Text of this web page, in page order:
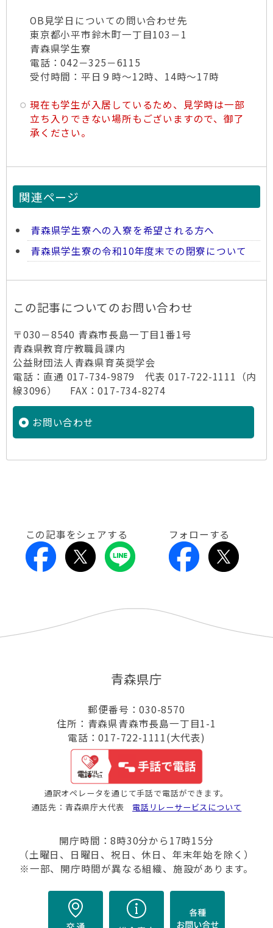
OB見学日についての問い合わせ先
東京都小平市鈴木町一丁目103－1
青森県学生寮
電話：042－325－6115
受付時間：平日９時～12時、14時～17時
現在も学生が入居しているため、見学時は一部
立ち入りできない場所もございますので、御了
承ください。
関連ページ
青森県学生寮への入寮を希望される方へ
青森県学生寮の令和10年度末での閉寮について
この記事についてのお問い合わせ
〒030－8540 青森市長島一丁目1番1号
青森県教育庁教職員課内
公益財団法人青森県育英奨学会
電話：直通 017-734-9879 代表 017-722-1111（内
線3096） FAX：017-734-8274
お問い合わせ
この記事をシェアする フォローする
青森県庁
郵便番号：030-8570
住所：青森県青森市長島一丁目1-1
電話：017-722-1111(大代表)
通訳オペレータを通じて手話で電話ができます。
通話先：青森県庁大代表 電話リレーサービスについて
開庁時間：8時30分から17時15分
（土曜日、日曜日、祝日、休日、年末年始を除く）
※一部、開庁時間が異なる組織、施設があります。